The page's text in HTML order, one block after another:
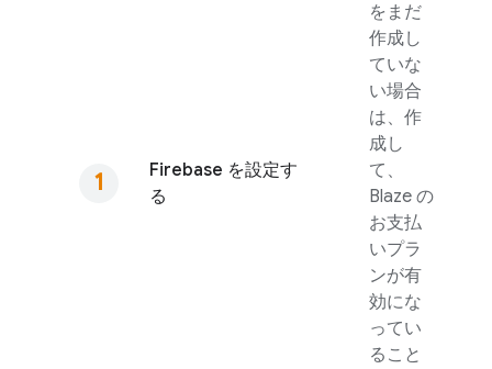
Firebase を設定す
る
をまだ
作成し
ていな
い場合
は、作
成し
て、
Blaze の
お支払
いプラ
ンが有
効にな
ってい
ること